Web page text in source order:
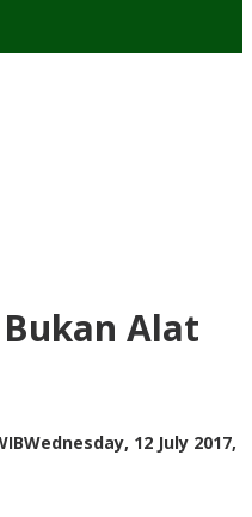
Alat
Wednesday, 12 July 2017,